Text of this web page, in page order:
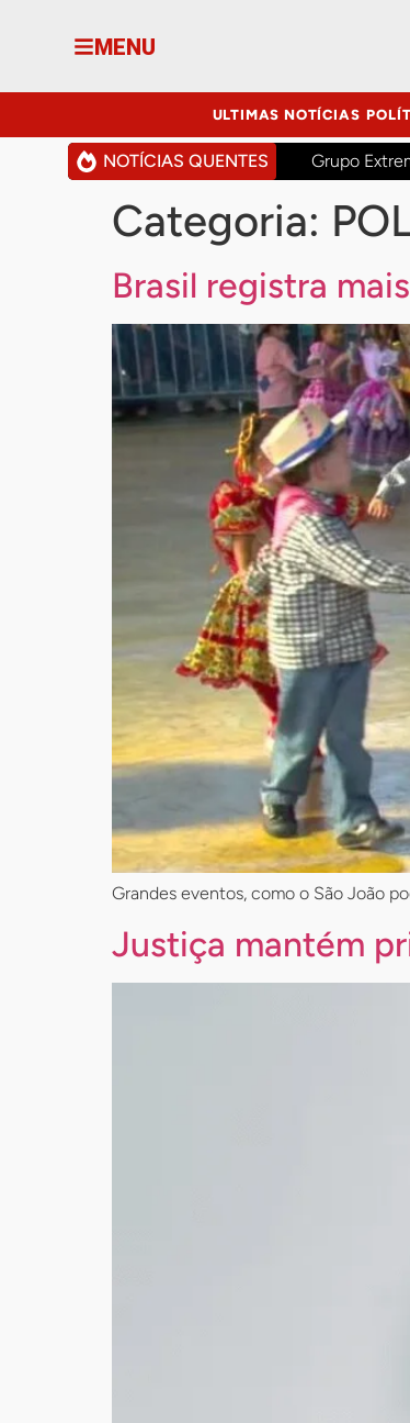
MENU
ULTIMAS NOTÍCIAS
NOTÍCIAS QUENTES Grupo
Categoria:
Brasil registra
Grandes eventos, como o São João
Justiça mantém